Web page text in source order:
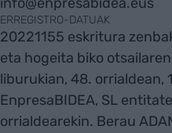
ERREGISTRO-DATUAK
20221155 eskritura
eta hogeita biko
liburukian, 48. orrialdean,
EnpresaBIDEA, SL
orrialdearekin. Berau